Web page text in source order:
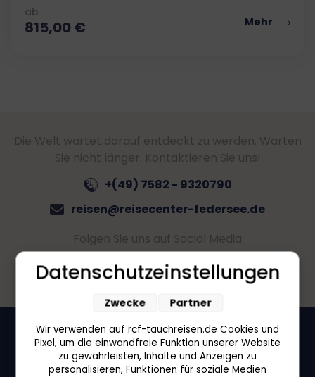
ab
815,00€ Mehr
Die Welt wartet darauf entdeckt zu werden. Warten
Sie nicht länger. Kontaktieren Sie uns!
+(49) 7582 - 9320790
reisen@reisecenter-federsee.de
Folgen Sie uns auf Social Media
Datenschutzeinstellungen
Wir verwenden auf rcf-tauchreisen.de Cookies und
Pixel, um die einwandfreie Funktion unserer Website
zu gewährleisten, Inhalte und Anzeigen zu
personalisieren, Funktionen für soziale Medien
Zwecke Partner